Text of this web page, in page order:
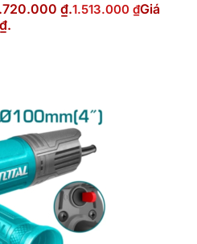
₫.1.513.000 ₫Giá